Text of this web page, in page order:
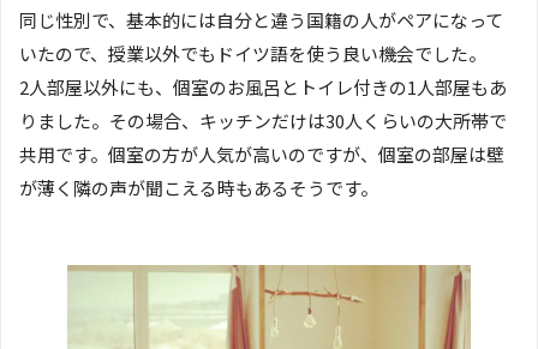
同じ性別で、基本的には自分と違う国籍の人がペアになって
いたので、授業以外でもドイツ語を使う良い機会でした。
2人部屋以外にも、個室のお風呂とトイレ付きの1人部屋もあ
りました。その場合、キッチンだけは30人くらいの大所帯で
共用です。個室の方が人気が高いのですが、個室の部屋は壁
が薄く隣の声が聞こえる時もあるそうです。